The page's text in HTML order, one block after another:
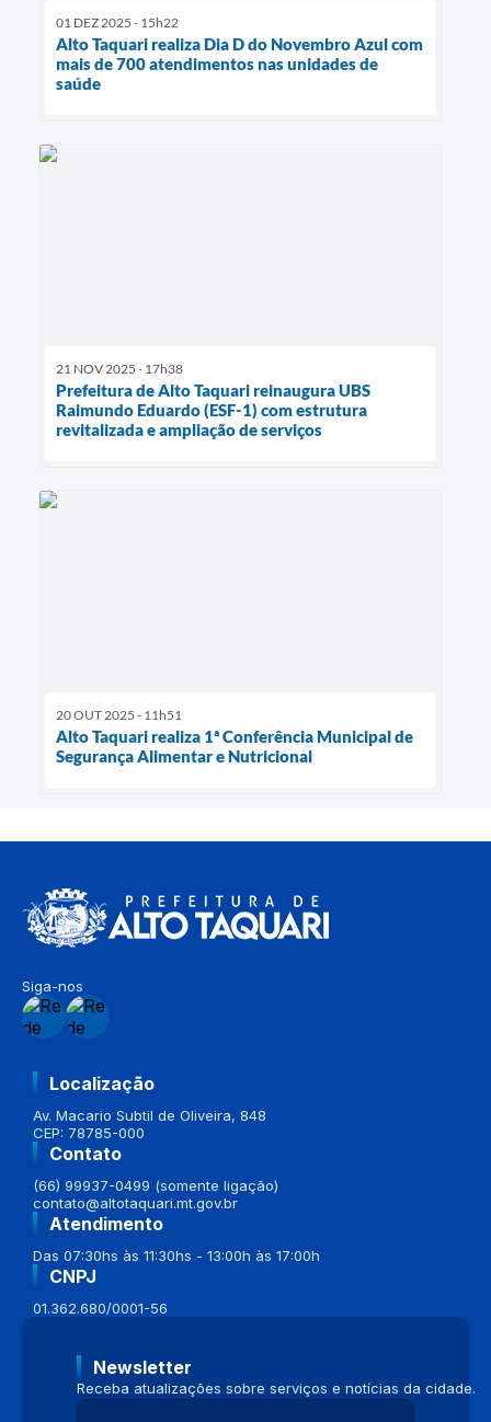
01 DEZ 2025 - 15h22
Alto Taquari realiza Dia D do Novembro Azul com
mais de 700 atendimentos nas unidades de
saúde
21 NOV 2025 - 17h38
Prefeitura de Alto Taquari reinaugura UBS
Raimundo Eduardo (ESF-1) com estrutura
revitalizada e ampliação de serviços
20 OUT 2025 - 11h51
Alto Taquari realiza 1ª Conferência Municipal de
Segurança Alimentar e Nutricional
Siga-nos
Localização
Av. Macario Subtil de Oliveira, 848
CEP: 78785-000
Contato
(66) 99937-0499 (somente ligação)
contato@altotaquari.mt.gov.br
Atendimento
Das 07:30hs às 11:30hs - 13:00h às 17:00h
CNPJ
01.362.680/0001-56
Newsletter
Receba atualizações sobre serviços e notícias da cidade.